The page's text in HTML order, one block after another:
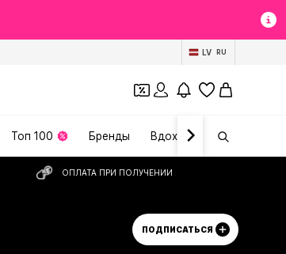
LV RU
Топ 100 Бренды Вдохновение
ОПЛАТА ПРИ ПОЛУЧЕНИИ
ПОДПИСАТЬСЯ